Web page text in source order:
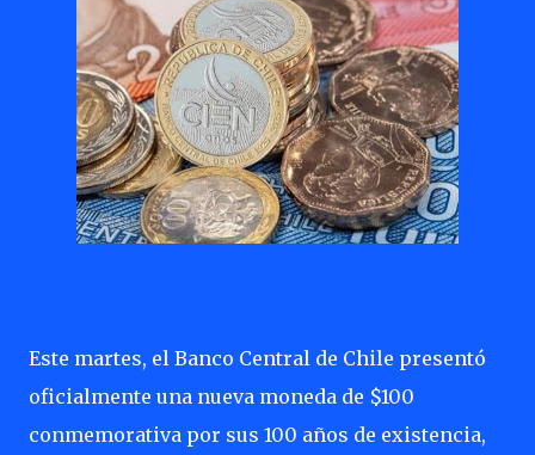
Este martes, el Banco Central de Chile presentó
oficialmente una nueva moneda de $100
conmemorativa por sus 100 años de existencia,